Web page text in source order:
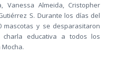
Vanessa Almeida, Cristopher
S. Durante los días del
mascotas y se desparasitaron
educativa a todos los